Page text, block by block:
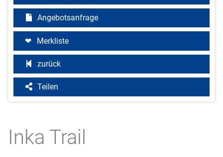
Angebotsanfrage
Merkliste
zurück
Teilen
Inka Trail